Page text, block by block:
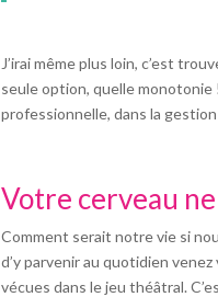
J’irai même plus loin, c’est
seule option, quelle monotonie
professionnelle, dans la
Votre cerveau
Comment serait notre vie si
d’y parvenir au quotidien
vécues dans le jeu théâtral.